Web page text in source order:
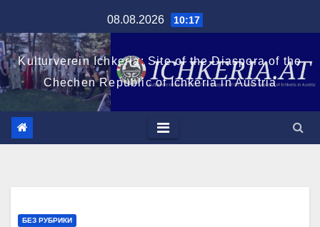
Inhalt
springen
08.08.2026 10:17
Kulturverein Ichkeria: Site of the Diaspora of the
Chechen Republic of Ichkeria in Austria
БЕЗ РУБРИКИ